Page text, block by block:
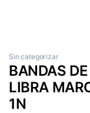
Sin categorizar
BANDAS
LIBRA
1N